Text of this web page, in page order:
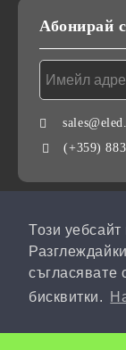
Този уебсайт
съгласявате
бисквитки.
Абонирай
(+359)
Нашият